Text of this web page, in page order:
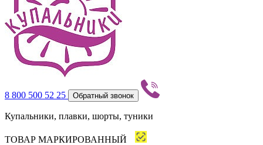
8 800 500 52 25 Обратный звонок
Купальники, плавки, шорты, туники
ТОВАР МАРКИРОВАННЫЙ